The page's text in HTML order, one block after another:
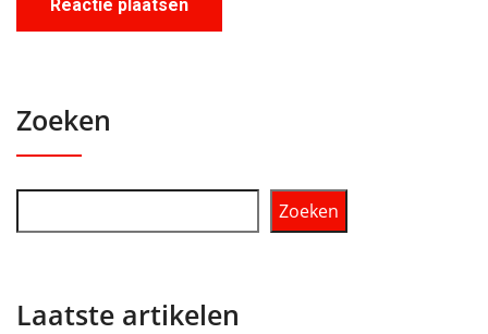
Zoeken
Zoeken
Laatste artikelen